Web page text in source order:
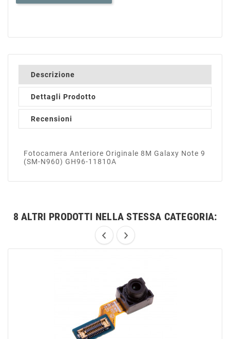
Descrizione
Dettagli Prodotto
Recensioni
Fotocamera Anteriore Originale 8M Galaxy Note 9
(SM-N960) GH96-11810A
8 ALTRI PRODOTTI NELLA STESSA CATEGORIA: